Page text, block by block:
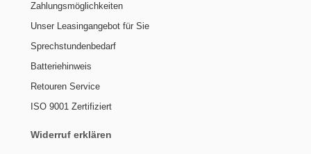
Zahlungsmöglichkeiten
Unser Leasingangebot für Sie
Sprechstundenbedarf
Batteriehinweis
Retouren Service
ISO 9001 Zertifiziert
Widerruf erklären